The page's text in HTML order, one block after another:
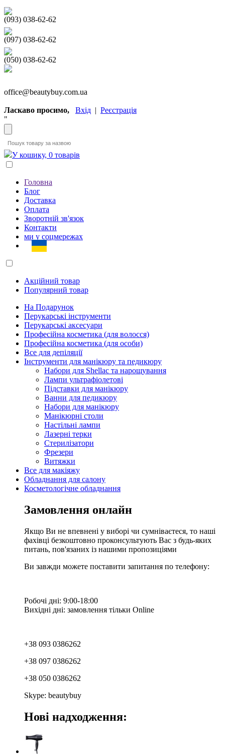
(093) 038-62-62
(097) 038-62-62
(050) 038-62-62
office@beautybuy.com.ua
Ласкаво просимо, Вхід | Реєстрація
"
У кошику, 0 товарів
Головна
Блог
Доставка
Оплата
Зворотній зв'язок
Контакти
ми у соцмережах
Акційний товар
Популярний товар
На Подарунок
Перукарські інструменти
Перукарські аксесуари
Професійна косметика (для волосся)
Професійна косметика (для особи)
Все для депіляції
Інструменти для манікюру та педикюру
Набори для Shellac та нарощування
Лампи ультрафіолетові
Підставки для манікюру
Ванни для педикюру
Набори для манікюру
Манікюрні столи
Настільні лампи
Лазерні терки
Стерилізатори
Фрезери
Витяжки
Все для макіяжу
Обладнання для салону
Косметологічне обладнання
Замовлення онлайн
Якщо Ви не впевнені у виборі чи сумніваєтеся, то наші
фахівці безкоштовно проконсультують Вас з будь-яких
питань, пов'язаних із нашими пропозиціями
Ви завжди можете поставити запитання по телефону:
Робочі дні: 9:00-18:00
Вихідні дні: замовлення тільки Online
+38 093 0386262
+38 097 0386262
+38 050 0386262
Skype: beautybuy
Нові надходження: